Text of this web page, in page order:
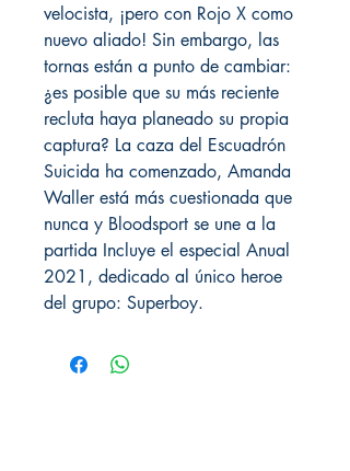
velocista, ¡pero con Rojo X como
nuevo aliado! Sin embargo, las
tornas están a punto de cambiar:
¿es posible que su más reciente
recluta haya planeado su propia
captura? La caza del Escuadrón
Suicida ha comenzado, Amanda
Waller está más cuestionada que
nunca y Bloodsport se une a la
partida Incluye el especial Anual
2021, dedicado al único heroe
del grupo: Superboy.